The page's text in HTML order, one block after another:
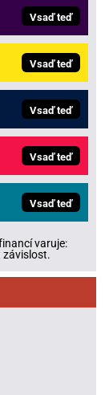
Vsaď teď
Vsaď teď
Vsaď teď
Vsaď teď
Vsaď teď
varuje:
závislost.